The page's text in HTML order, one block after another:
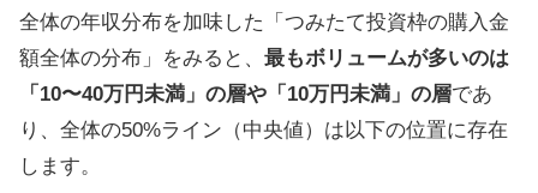
全体の年収分布を加味した「つみたて投資枠の購入金
額全体の分布」をみると、 最もボリュームが多いのは
「10〜40万円未満」の層や「10万円未満」の層であ
り、全体の50%ライン（中央値）は以下の位置に存在
します。